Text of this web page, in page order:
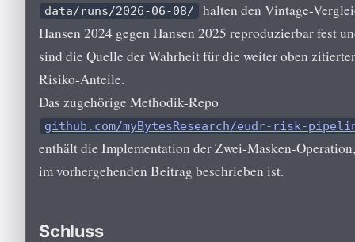
data/runs/2026-06-08/
halten den Vintage-
Hansen 2024 gegen Hansen 2025 reproduzierbar fest
sind die Quelle der Wahrheit für die weiter oben
Risiko-Anteile.
Das zugehörige Methodik-Repo
github.com/myBytesResearch/eudr-risk-
enthält die Implementation der Zwei-Masken-
im vorhergehenden Beitrag beschrieben ist.
Schluss